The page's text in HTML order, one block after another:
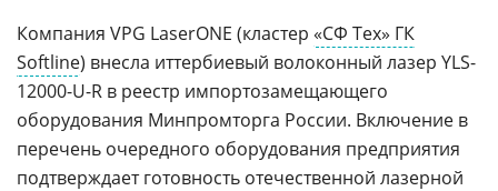
Компания VPG LaserONE (кластер «СФ Тех» ГК
Softline) внесла иттербиевый волоконный лазер YLS-
12000-U-R в реестр импортозамещающего
оборудования Минпромторга России. Включение в
перечень очередного оборудования предприятия
подтверждает готовность отечественной лазерной